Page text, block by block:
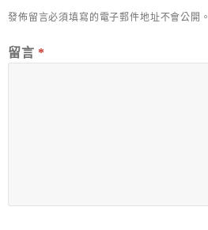
發佈留言必須填寫的電子郵件地址不會公開。
留言 *